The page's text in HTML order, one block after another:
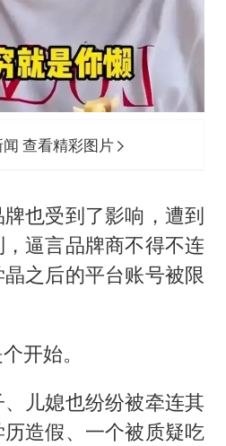
查看精彩图片
也受到了影响，遭到
逼言品牌商不得不连
之后的平台账号被限
开始。
儿媳也纷纷被牵连其
造假、一个被质疑吃